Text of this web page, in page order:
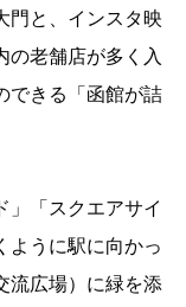
門と、インスタ映
の老舗店が多く入
できる「函館が詰
」「スクエアサイ
ように駅に向かっ
流広場）に緑を添